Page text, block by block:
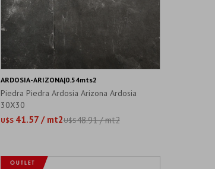
Piedra Piedra Ardosia Arizona Ardosia
30X30
U$S 41.57 / mt2U$S48.91 / mt2
ARDOSIA-ARIZONA|0.54mts2